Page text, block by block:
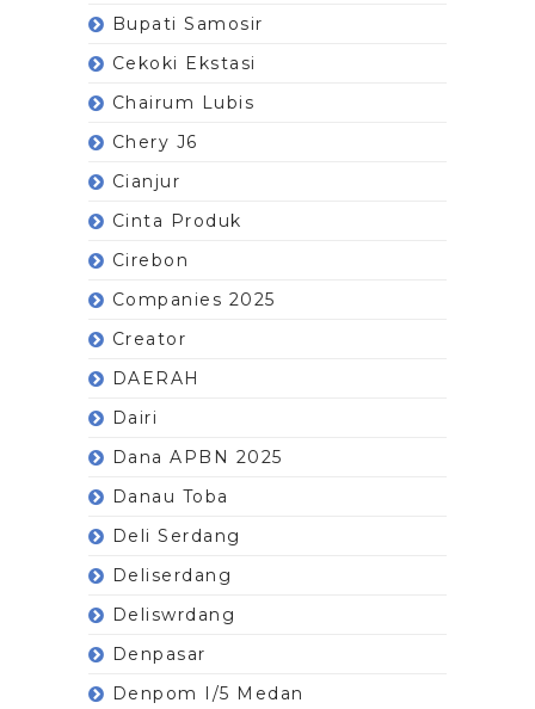
Bupati Samosir
Cekoki Ekstasi
Chairum Lubis
Chery J6
Cianjur
Cinta Produk
Cirebon
Companies 2025
Creator
DAERAH
Dairi
Dana APBN 2025
Danau Toba
Deli Serdang
Deliserdang
Deliswrdang
Denpasar
Denpom I/5 Medan